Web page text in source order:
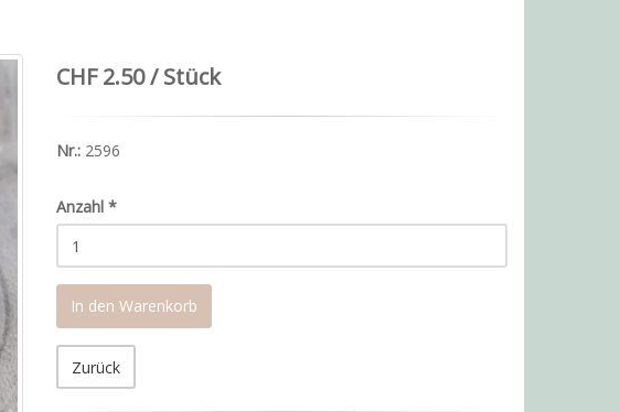
CHF 2.50 / Stück
Nr.: 2596
Anzahl *
In den Warenkorb
Zurück